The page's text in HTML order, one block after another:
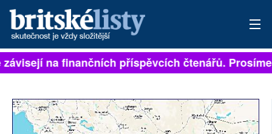
PŘIHLÁSIT
ARCHIV
na finančních příspěvcích čtenářů.